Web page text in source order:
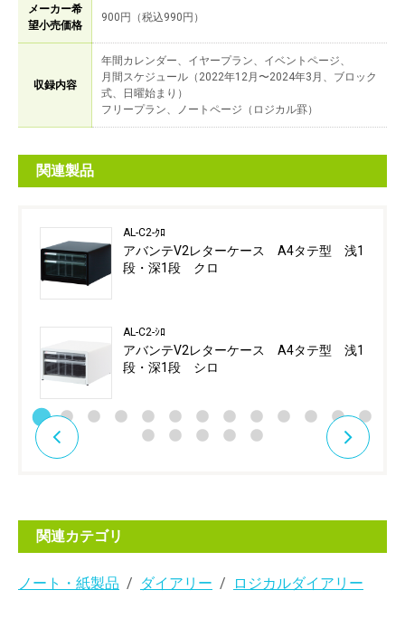
メーカー希
望小売価格
900円（税込990円）
収録内容
年間カレンダー、イヤープラン、イベントページ、
月間スケジュール（2022年12月〜2024年3月、ブロック
式、日曜始まり）
フリープラン、ノートページ（ロジカル罫）
関連製品
AL-C2-ｸﾛ
アバンテV2レターケース A4タテ型 浅1
段・深1段 クロ
AL-C2-ｼﾛ
アバンテV2レターケース A4タテ型 浅1
段・深1段 シロ
関連カテゴリ
ノート・紙製品 ダイアリー ロジカルダイアリー